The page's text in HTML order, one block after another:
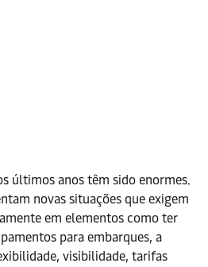
últimos anos têm sido enormes.
novas situações que exigem
em elementos como ter
para embarques, a
visibilidade, tarifas